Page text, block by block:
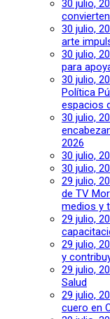
30 julio,
30 julio,
arte
30 julio,
para
30 julio,
Política
espacios
30 julio,
2026
30 julio,
30 julio,
29 julio,
de TV
medios y
29 julio,
29 julio,
y
29 julio,
Salud
29 julio,
cuero en